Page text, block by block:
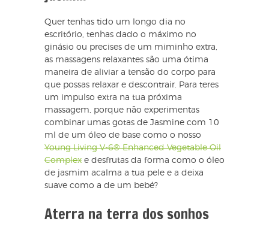
Quer tenhas tido um longo dia no
escritório, tenhas dado o máximo no
ginásio ou precises de um miminho extra,
as massagens relaxantes são uma ótima
maneira de aliviar a tensão do corpo para
que possas relaxar e descontrair. Para teres
um impulso extra na tua próxima
massagem, porque não experimentas
combinar umas gotas de Jasmine com 10
ml de um óleo de base como o nosso
Young Living V-6® Enhanced Vegetable Oil
Complex e desfrutas da forma como o óleo
de jasmim acalma a tua pele e a deixa
suave como a de um bebé?
Aterra na terra dos sonhos